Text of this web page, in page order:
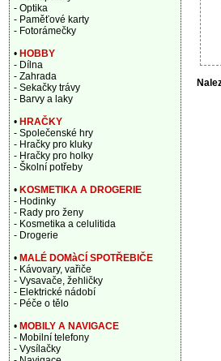
- Optika
- Paměťové karty
- Fotorámečky
• HOBBY
- Dílna
- Zahrada
- Sekačky trávy
- Barvy a laky
• HRAČKY
- Společenské hry
- Hračky pro kluky
- Hračky pro holky
- Školní potřeby
• KOSMETIKA A DROGERIE
- Hodinky
- Rady pro ženy
- Kosmetika a celulitida
- Drogerie
• MALÉ DOMàCÍ SPOTŘEBIČE
- Kávovary, vařiče
- Vysavače, žehličky
- Elektrické nádobí
- Péče o tělo
• MOBILY A NAVIGACE
- Mobilní telefony
- Vysílačky